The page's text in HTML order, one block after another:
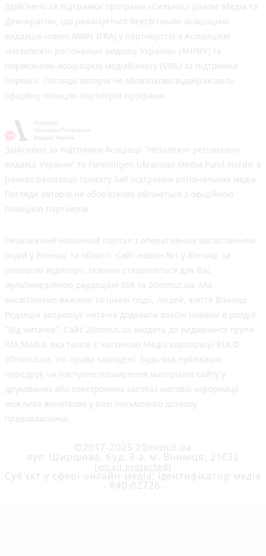
Здійснено за підтримки програми «Сильніші разом: Медіа та
Демократія», що реалізується Всесвітньою асоціацією
видавців новин (WAN-IFRA) у партнерстві з Асоціацією
«Незалежні регіональні видавці України» (АНРВУ) та
Норвезькою асоціацією медіабізнесу (MBL) за підтримки
Норвегії. Погляди авторів не обов’язково відображають
офіційну позицію партнерів програми.
Здійснено за підтримки Асоціації “Незалежні регіональні
видавці України” та Foreningen Ukrainian Media Fund Nordic в
рамках реалізації проєкту Хаб підтримки регіональних медіа.
Погляди авторів не обов'язково збігаються з офіційною
позицією партнерів
Незалежний новинний портал з оперативним висвітленням
подій у Вінниці та області. Сайт новин №1 у Вінниці за
розміром аудиторії. Новини створюються для Вас
мультимедійною редакцією RIA та 20minut.ua. Ми
висвітлюємо важливі та цікаві події, людей, життя Вінниці.
Редакція запрошує читачів додавати власні новини в розділ
"Від читачів". Сайт 20minut.ua входить до видавничої групи
RIA Media, яка також є частиною Медіа корпорації RIA ©
20minut.ua. Усі права захищені. Будь-яка публiкацiя,
передрук чи наступне поширення матеріалів сайту у
друкованих або електронних засобах масової інформації
можлива винятково у разі письмового дозволу
правовласника.
©2017-2025 20minut.ua
вул. Ширшова, буд. 3-а, м. Вінниця, 21032
[email protected]
Cуб'єкт у сфері онлайн-медіа; ідентифікатор медіа
- R40-02726.